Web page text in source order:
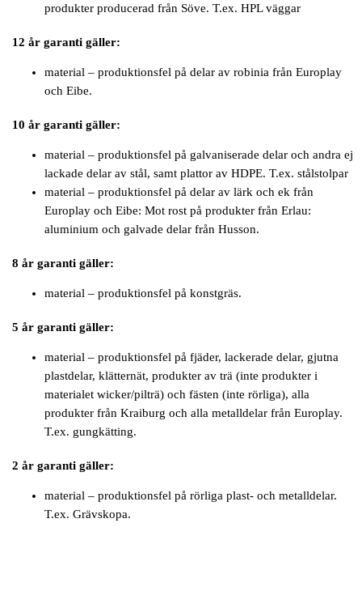
produkter producerad från Söve. T.ex. HPL väggar
12 år garanti gäller:
material – produktionsfel på delar av robinia från Europlay
och Eibe.
10 år garanti gäller:
material – produktionsfel på galvaniserade delar och andra ej
lackade delar av stål, samt plattor av HDPE. T.ex. stålstolpar
material – produktionsfel på delar av lärk och ek från
Europlay och Eibe: Mot rost på produkter från Erlau:
aluminium och galvade delar från Husson.
8 år garanti gäller:
material – produktionsfel på konstgräs.
5 år garanti gäller:
material – produktionsfel på fjäder, lackerade delar, gjutna
plastdelar, klätternät, produkter av trä (inte produkter i
materialet wicker/pilträ) och fästen (inte rörliga), alla
produkter från Kraiburg och alla metalldelar från Europlay.
T.ex. gungkätting.
2 år garanti gäller:
material – produktionsfel på rörliga plast- och metalldelar.
T.ex. Grävskopa.